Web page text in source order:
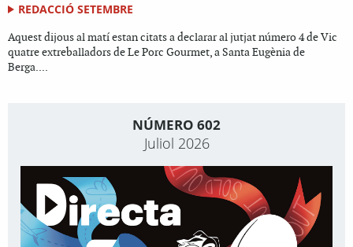
REDACCIÓ SETEMBRE
Aquest dijous al matí estan citats a declarar al jutjat número 4 de Vic
quatre extreballadors de Le Porc Gourmet, a Santa Eugènia de
Berga....
NÚMERO 602
Juliol 2026